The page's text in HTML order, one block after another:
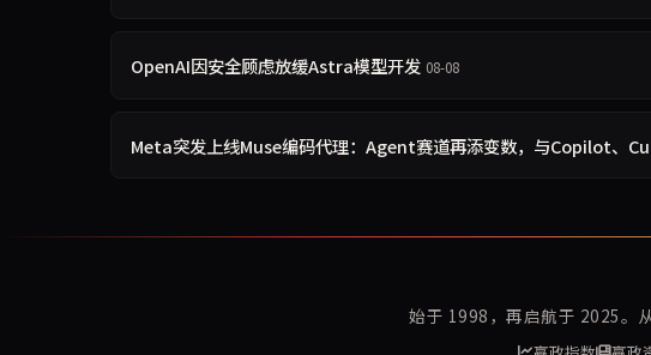
OpenAI因安全顾虑放缓Astra模型开发 08-08
Meta突发上线Muse编码代理：Agent赛道再添变数，与Copilot、
始于 1998，再启航于 2025。